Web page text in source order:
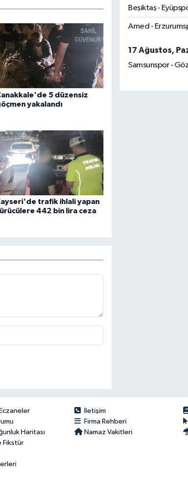
5 düzensiz
yakalandı
trafik ihlali yapan
442 bin lira ceza
Beşiktaş -
Amed -
17 Ağustos,
Samsunspor -
Haritası
Fikstür
İletişim
Firma Rehberi
Namaz Vakitleri